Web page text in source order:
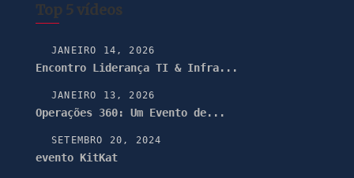
Top 5 vídeos
JANEIRO 14, 2026
Encontro Liderança TI & Infra...
JANEIRO 13, 2026
Operações 360: Um Evento de...
SETEMBRO 20, 2024
evento KitKat